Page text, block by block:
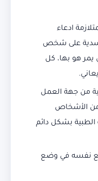
ادعاء
على شخص
يمر هو بها، كل
من جهة العمل
من الأشخاص
الطبية بشكل دائم
نفسه في وضع